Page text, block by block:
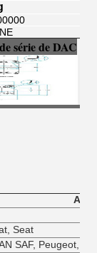
série de DAC
Seat
SAF, Peugeot,